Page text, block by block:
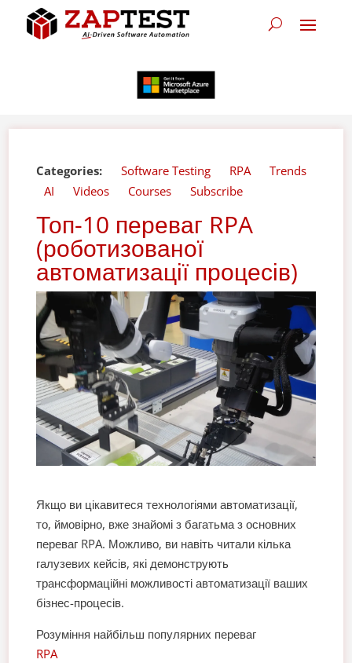
Categories: Software Testing RPA
Trends
AI
Videos Courses Subscribe
Топ-10 переваг RPA
(роботизованої
автоматизації процесів)
Якщо ви цікавитеся технологіями автоматизації,
то, ймовірно, вже знайомі з багатьма з основних
переваг RPA. Можливо, ви навіть читали кілька
галузевих кейсів, які демонструють
трансформаційні можливості автоматизації ваших
бізнес-процесів.
Розуміння найбільш популярних переваг
RPA